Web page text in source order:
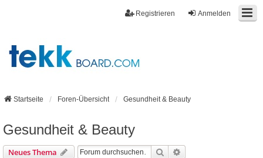
Anmelden
Registrieren
Startseite Foren-Übersicht Gesundheit & Beauty
Gesundheit & Beauty
Neues Thema Suche